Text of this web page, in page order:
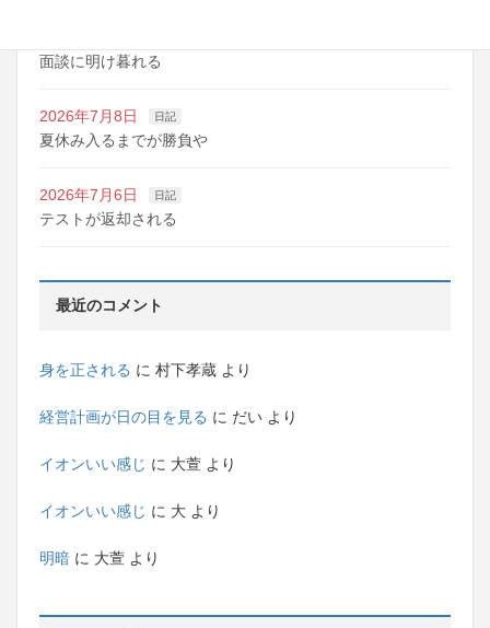
面談に明け暮れる
2026年7月8日 日記
夏休み入るまでが勝負や
2026年7月6日 日記
テストが返却される
最近のコメント
身を正される に 村下孝蔵 より
経営計画が日の目を見る に だい より
イオンいい感じ に 大萱 より
イオンいい感じ に 大 より
明暗 に 大萱 より